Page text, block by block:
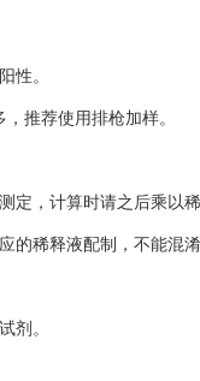
性。
推荐使用排枪加样。
定，计算时请之后乘以
的稀释液配制，不能混
剂。